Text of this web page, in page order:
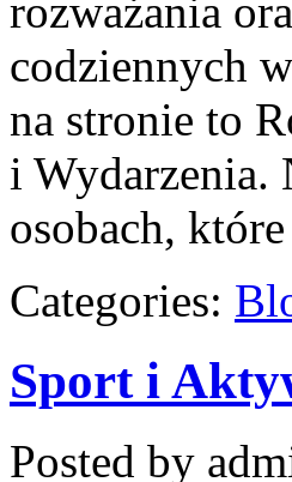
rozważania
codziennych
na stronie to
i Wydarzenia.
osobach,
Categories:
Sport i
Posted by